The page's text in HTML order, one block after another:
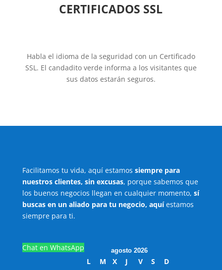
CERTIFICADOS SSL
Habla el idioma de la seguridad con un Certificado
SSL. El candadito verde informa a los visitantes que
sus datos estarán seguros.
Facilitamos tu vida, aquí estamos siempre para
nuestros clientes, sin excusas, porque sabemos que
los buenos negocios llegan en cualquier momento, sí
buscas en un aliado para tu negocio, aquíestamos
siempre para ti.
Chat en WhatsApp agosto 2026
L M X J V S
D